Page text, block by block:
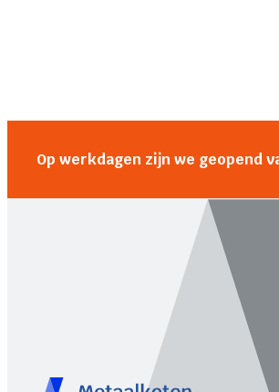
Op werkdagen zijn we geopend